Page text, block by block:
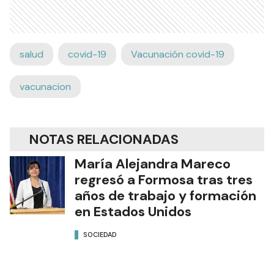
salud covid-19 Vacunación covid-19
vacunacion
NOTAS RELACIONADAS
María Alejandra Mareco
regresó a Formosa tras tres
años de trabajo y formación
en Estados Unidos
SOCIEDAD